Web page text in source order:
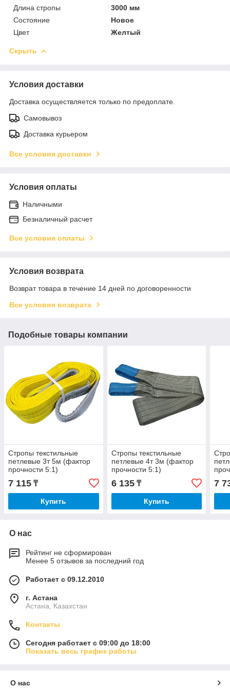
Длина стропы
3000 мм
Состояние
Новое
Цвет
Желтый
Скрыть
Условия доставки
Доставка осуществляется только по предоплате.
Самовывоз
Доставка курьером
Все условия доставки
Условия оплаты
Наличными
Безналичный расчет
Все условия оплаты
Условия возврата
Возврат товара в течение 14 дней по договоренности
Все условия возврата
Подобные товары компании
Стропы текстильные
петлевые 3т 5м (фактор
прочности 5:1)
7 115 ₸
Купить
Стропы текстильные
петлевые 4т 3м (фактор
прочности 5:1)
6 135₸
Купить
7
О нас
Рейтинг не сформирован
Менее 5 отзывов за последний год
Работает с 09.12.2010
г. Астана
Астана, Казахстан
Контакты
Сегодня работает с 09:00 до 18:00
Показать весь график работы
О нас